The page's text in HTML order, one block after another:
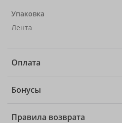
Упаковка
Лента
Оплата
Бонусы
Правила возврата